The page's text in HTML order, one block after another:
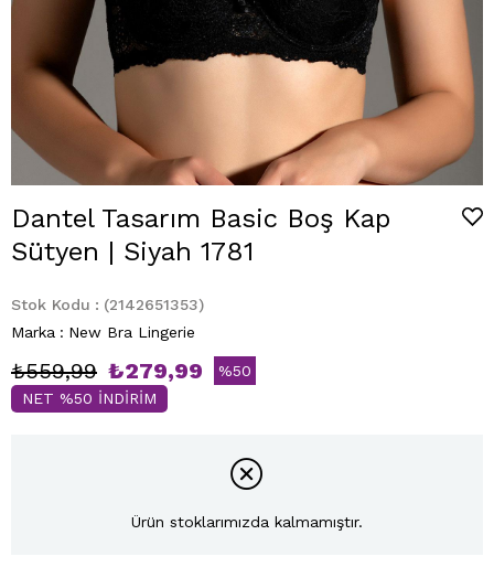
Dantel Tasarım Basic Boş Kap
Sütyen | Siyah 1781
Stok Kodu
(2142651353)
Marka : New Bra Lingerie
₺559,99 ₺279,99 %50
NET %50 İNDİRİM
Ürün stoklarımızda kalmamıştır.